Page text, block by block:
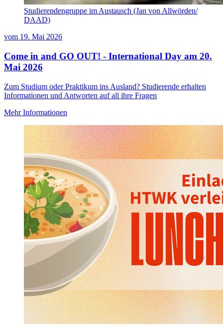
Studierendengruppe im Austausch (Jan von Allwörden/
DAAD)
vom 19. Mai 2026
Come in and GO OUT! - International Day am 20.
Mai 2026
Zum Studium oder Praktikum ins Ausland? Studierende erhalten
Informationen und Antworten auf all ihre Fragen
Mehr Informationen